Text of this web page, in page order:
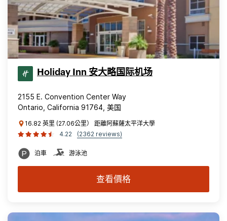
Holiday Inn 安大略国际机场
2155 E. Convention Center Way
Ontario, California 91764, 美国
16.82 英里 (27.06公里） 距離阿蘇薩太平洋大學
4.22
(2362 reviews)
泊車 游泳池
查看價格